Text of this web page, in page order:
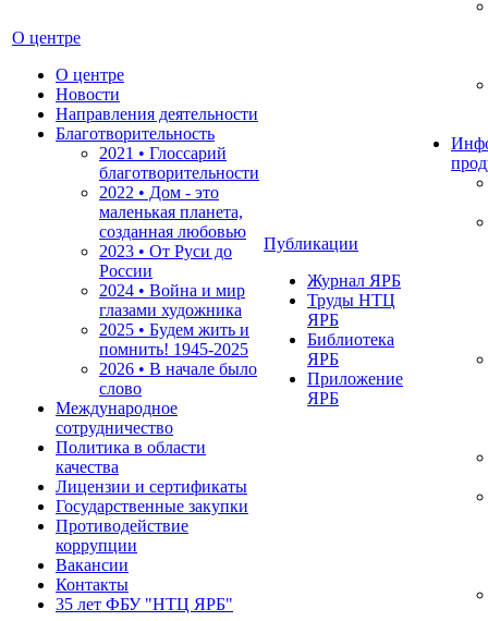
О центре
О центре
Новости
Направления деятельности
Благотворительность
2021 • Глоссарий
благотворительности
2022 • Дом - это
маленькая планета,
созданная любовью
2023 • От Руси до
России
2024 • Война и мир
глазами художника
2025 • Будем жить и
помнить! 1945-2025
2026 • В начале было
слово
Международное
сотрудничество
Политика в области
качества
Лицензии и сертификаты
Государственные закупки
Противодействие
коррупции
Вакансии
Контакты
35 лет ФБУ "НТЦ ЯРБ"
Публикации
Журнал ЯРБ
Труды НТЦ
ЯРБ
Библиотека
ЯРБ
Приложение
ЯРБ